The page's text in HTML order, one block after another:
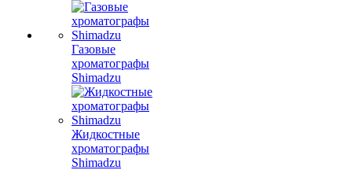
Газовые
хроматографы
Shimadzu
Жидкостные
хроматографы
Shimadzu